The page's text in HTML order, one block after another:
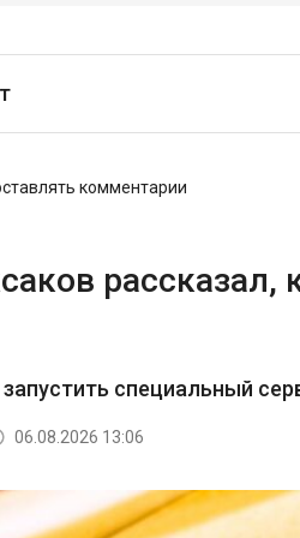
комментарии
специальный
06.08.2026 13:06